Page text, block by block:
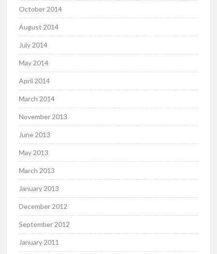
October 2014
August 2014
July 2014
May 2014
April 2014
March 2014
November 2013
June 2013
May 2013
March 2013
January 2013
December 2012
September 2012
January 2011